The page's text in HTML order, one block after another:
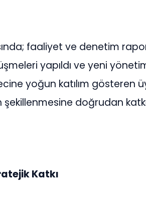
faaliyet ve denetim
yapıldı ve yeni
yoğun katılım gösteren
doğrudan
Katkı